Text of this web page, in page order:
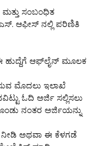
ಮತ್ತು ಸಂಬಂಧಿತ
ಆಫೀಸ್ ನಲ್ಲಿ ಪರಿಣಿತಿ
ಹುದ್ದೆಗೆ ಆಫ್‌ಲೈನ್‌ ಮೂಲಕ
ಮೊದಲು ಇಲಾಖೆ
ಓದಿ ಅರ್ಜಿ ಸಲ್ಲಿಸಲು
ನಂತರ ಅರ್ಜಿಯನ್ನು
ಅಥವಾ ಈ ಕೆಳಗಡೆ